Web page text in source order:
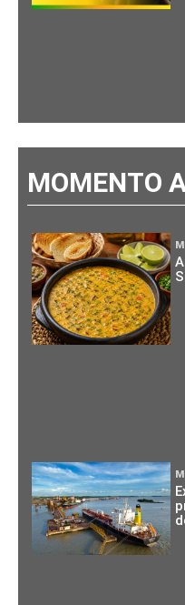
MOMENTO